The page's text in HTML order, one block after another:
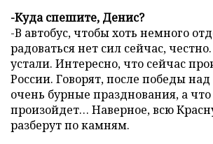
-Куда спешите, Денис?
-В автобус, чтобы хоть немного
радоваться нет сил сейчас,
устали. Интересно, что сейчас
России. Говорят, после победы
очень бурные празднования, а
произойдет… Наверное, всю
разберут по камням.